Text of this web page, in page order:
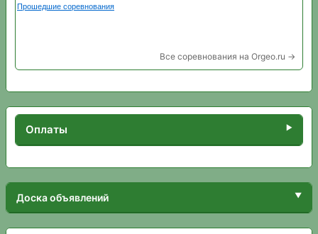
Все соревнования на Orgeo.ru →
Оплаты
Доска объявлений